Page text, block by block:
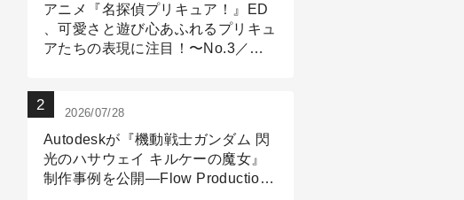
アニメ『名探偵プリキュア！』ED
、可愛さと遊び心あふれるプリキュ
アたちの表現に注目！〜No.3／ア
2026/07/28
Autodeskが『機動戦士ガンダム 閃
光のハサウェイ キルケーの魔女』
制作事例を公開―Flow Production